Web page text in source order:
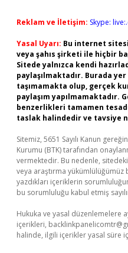
Reklam ve İletişim: Skype:
Yasal Uyarı: Bu internet
veya şahıs şirketi ile hiçbir
Sitede yalnızca kendi
paylaşılmaktadır. Burada
taşımamakta olup, gerçek
paylaşım yapılmamaktadır.
benzerlikleri tamamen
taslak halindedir ve tavsiye
Sitemiz, 5651 Sayılı Kanun
Kurumu (BTK) tarafından
vermektedir. Bu nedenle,
veya araştırma
yazdıkları içeriklerin
bu sorumluluğu kabul etmiş
Hukuka ve yasal düzenlemelere
içerikleri,
halinde, ilgili içerikler yasal süre